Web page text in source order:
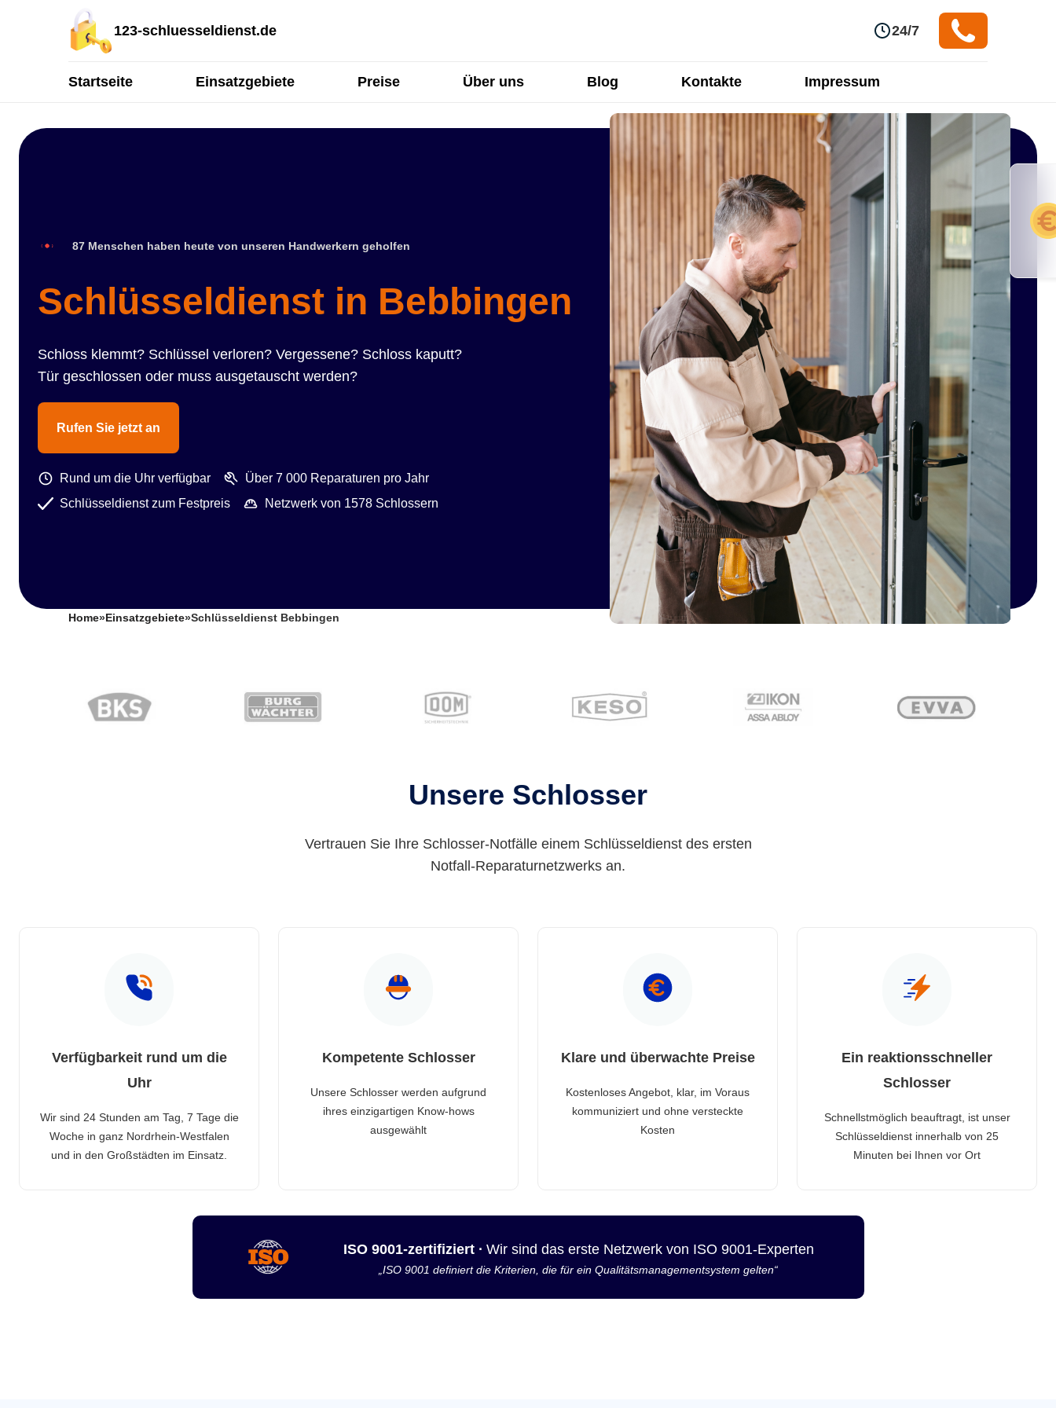
123-schluesseldienst.de 24/7
Startseite Einsatzgebiete Preise Über uns Blog Kontakte Impressum
87 Menschen haben heute von unseren Handwerkern geholfen
Schlüsseldienst in Bebbingen
Schloss klemmt? Schlüssel verloren? Vergessene? Schloss kaputt?
Tür geschlossen oder muss ausgetauscht werden?
Rufen Sie jetzt an
Rund um die Uhr verfügbar
Über 7 000 Reparaturen pro Jahr
Schlüsseldienst zum Festpreis
Netzwerk von 1578 Schlossern
Home» Einsatzgebiete»Schlüsseldienst Bebbingen
Unsere Schlosser
Vertrauen Sie Ihre Schlosser-Notfälle einem Schlüsseldienst des ersten
Notfall-Reparaturnetzwerks an.
Verfügbarkeit rund um die
Uhr
Wir sind 24 Stunden am Tag, 7 Tage die
Woche in ganz Nordrhein-Westfalen
und in den Großstädten im Einsatz.
Kompetente Schlosser
Unsere Schlosser werden aufgrund
ihres einzigartigen Know-hows
ausgewählt
Klare und überwachte Preise
Kostenloses Angebot, klar, im Voraus
kommuniziert und ohne versteckte
Kosten
Ein reaktionsschneller
Schlosser
Schnellstmöglich beauftragt, ist unser
Schlüsseldienst innerhalb von 25
Minuten bei Ihnen vor Ort
ISO 9001-zertifiziert · Wir sind das erste Netzwerk von ISO 9001-Experten
„ISO 9001 definiert die Kriterien, die für ein Qualitätsmanagementsystem gelten“